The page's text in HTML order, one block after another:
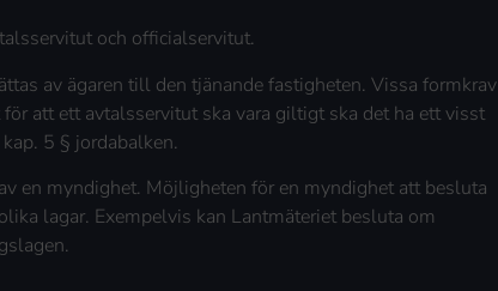
och officialservitut.
av ägaren till den tjänande fastigheten. Vissa formkrav
att ett avtalsservitut ska vara giltigt ska det ha ett visst
5 § jordabalken.
en myndighet. Möjligheten för en myndighet att besluta
lagar. Exempelvis kan Lantmäteriet besluta om